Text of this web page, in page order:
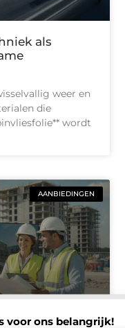
voor ons belangrijk!
als
weer en
die
wordt
AANBIEDINGEN